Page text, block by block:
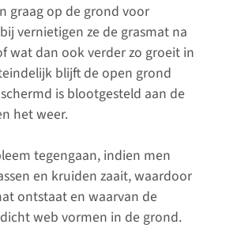
graag op de grond voor
vernietigen ze de grasmat na
wat dan ook verder zo groeit in
blijft de open grond
is blootgesteld aan de
het weer.
tegengaan, indien men
en kruiden zaait, waardoor
ontstaat en waarvan de
web vormen in de grond.